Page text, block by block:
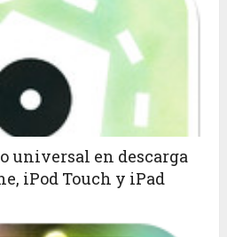
universal en descarga
iPod Touch y iPad